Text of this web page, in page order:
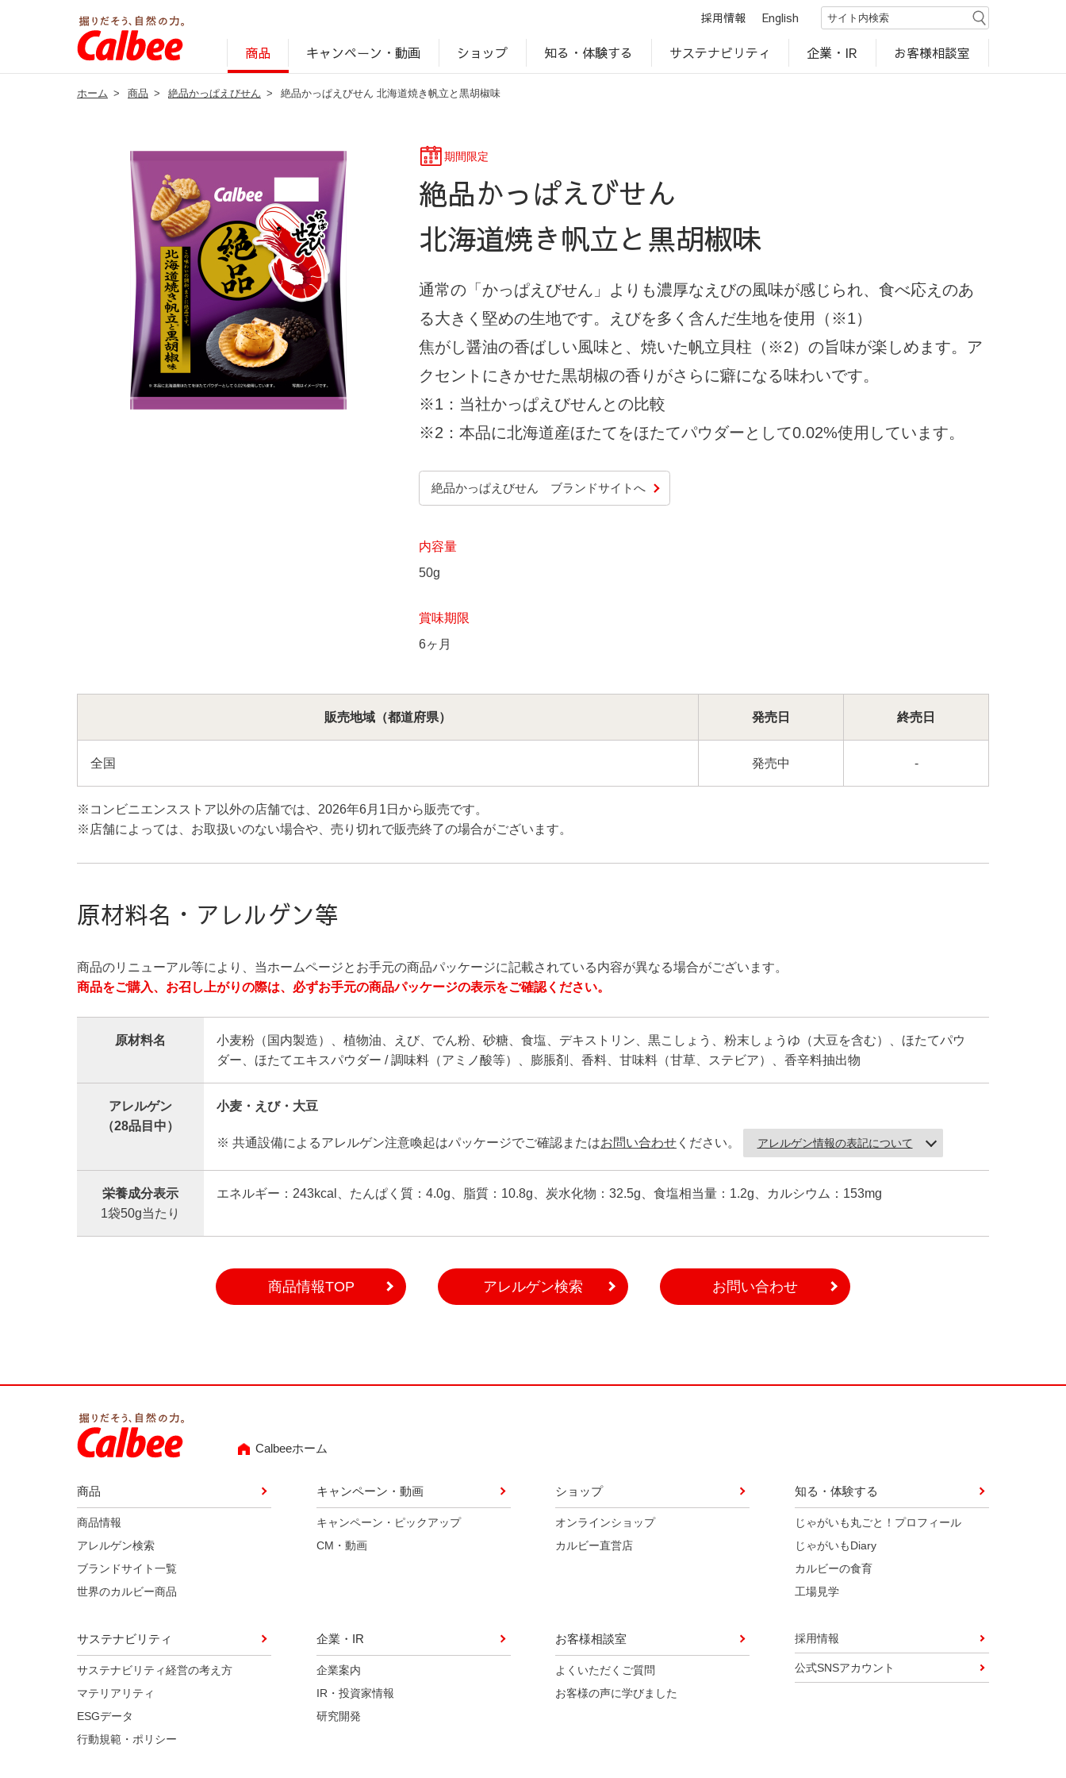
採用情報 English
商品 キャンペーン・動画 ショップ 知る・体験する サステナビリティ 企業・IR お客様相談室
ホーム > 商品 > 絶品かっぱえびせん > 絶品かっぱえびせん 北海道焼き帆立と黒胡椒味
期間限定
絶品かっぱえびせん
北海道焼き帆立と黒胡椒味
通常の「かっぱえびせん」よりも濃厚なえびの風味が感じられ、食べ応えのあ
る大きく堅めの生地です。えびを多く含んだ生地を使用（※1）
焦がし醤油の香ばしい風味と、焼いた帆立貝柱（※2）の旨味が楽しめます。ア
クセントにきかせた黒胡椒の香りがさらに癖になる味わいです。
※1：当社かっぱえびせんとの比較
※2：本品に北海道産ほたてをほたてパウダーとして0.02%使用しています。
絶品かっぱえびせん ブランドサイトへ
内容量
50g
賞味期限
6ヶ月
販売地域 （都道府県） 発売日 終売日
全国 発売中 -
※コンビニエンスストア以外の店舗では、2026年6月1日から販売です。
※店舗によっては、お取扱いのない場合や、売り切れで販売終了の場合がございます。
原材料名・アレルゲン等
商品のリニューアル等により、当ホームページとお手元の商品パッケージに記載されている内容が異なる場合がございます。
商品をご購入、お召し上がりの際は、必ずお手元の商品パッケージの表示をご確認ください。
原材料名
小麦粉（国内製造）、植物油、えび、でん粉、砂糖、食塩、デキストリン、黒こしょう、粉末しょうゆ（大豆を含む）、ほたてパウ
ダー、ほたてエキスパウダー / 調味料（アミノ酸等）、膨脹剤、香料、甘味料（甘草、ステビア）、香辛料抽出物
アレルゲン
（28品目中）
小麦・えび・大豆
※ 共通設備によるアレルゲン注意喚起はパッケージでご確認またはお問い合わせ ください。 アレルゲン情報の表記について
栄養成分表示
1袋50g当たり
エネルギー：243kcal、たんぱく質：4.0g、脂質：10.8g、炭水化物：32.5g、食塩相当量：1.2g、カルシウム：153mg
商品情報TOP アレルゲン検索 お問い合わせ
Calbeeホーム
商品
商品情報
アレルゲン検索
ブランドサイト一覧
世界のカルビー商品
キャンペーン・動画
キャンペーン・ピックアップ
CM・動画
ショップ
オンラインショップ
カルビー直営店
知る・体験する
じゃがいも丸ごと！プロフィール
じゃがいもDiary
カルビーの食育
工場見学
サステナビリティ
サステナビリティ経営の考え方
マテリアリティ
ESGデータ
行動規範・ポリシー
企業・IR
企業案内
IR・投資家情報
研究開発
お客様相談室
よくいただくご質問
お客様の声に学びました
採用情報
公式SNSアカウント